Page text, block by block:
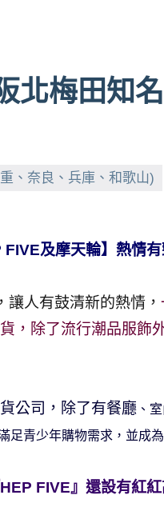
梅田知
、奈良、兵庫、和歌山)
及摩天輪】熱情
，讓人有鼓清新的熱情，
，除了流行潮品服飾
公司，除了有餐廳 、
青少年購物需求，並成
FIVE』還設有紅